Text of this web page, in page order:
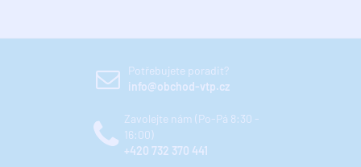
Potřebujete poradit?
info@obchod-vtp.cz
Zavolejte nám (Po-Pá 8:30 -
16:00)
+420 732 370 441